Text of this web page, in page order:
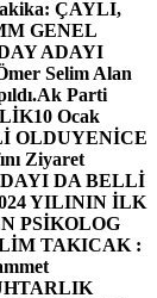
ÇAYLI,
GENEL
ADAYI
Selim Alan
Ak Parti
10 Ocak
OLDUYENİCE
Ziyaret
DA BELLİ
YILININ İLK
PSİKOLOG
TAKICAK :